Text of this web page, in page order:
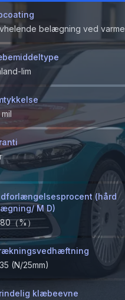
belægning ved varme
lim
(hård
M D)
（%）
(N/25mm)
klæbeevne